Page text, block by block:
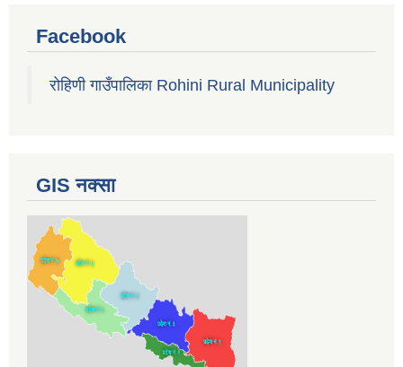
Facebook
रोहिणी गाउँपालिका Rohini Rural Municipality
GIS नक्सा